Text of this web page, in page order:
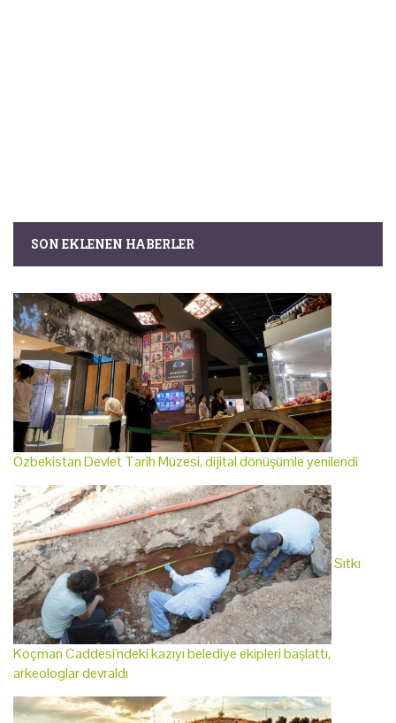
SON EKLENEN HABERLER
Özbekistan Devlet Tarih Müzesi, dijital dönüşümle yenilendi
Sıtkı
Koçman Caddesi'ndeki kazıyı belediye ekipleri başlattı,
arkeologlar devraldı